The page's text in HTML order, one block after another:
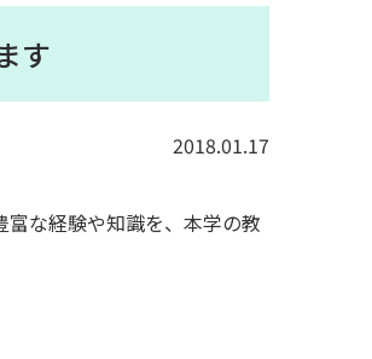
す
2018.01.17
な経験や知識を、本学の教